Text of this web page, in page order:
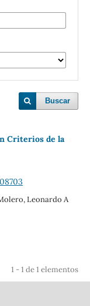
Buscar
Criterios de la
Leonardo A
1 - 1 de 1 elementos